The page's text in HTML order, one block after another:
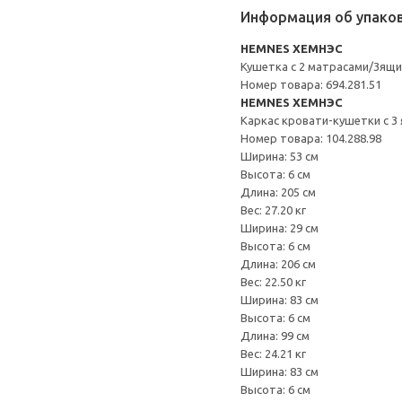
Информация об
HEMNES ХЕМНЭС
Кушетка с 2 матрасами/
Номер товара: 694.281.51
HEMNES ХЕМНЭС
Каркас кровати-кушетки с
Номер товара: 104.288.98
Ширина: 53 см
Высота: 6 см
Длина: 205 см
Вес: 27.20 кг
Ширина: 29 см
Высота: 6 см
Длина: 206 см
Вес: 22.50 кг
Ширина: 83 см
Высота: 6 см
Длина: 99 см
Вес: 24.21 кг
Ширина: 83 см
Высота: 6 см